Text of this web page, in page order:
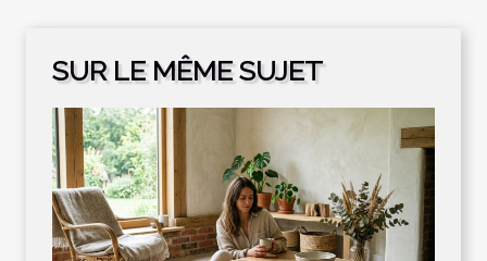
SUR LE MÊME SUJET